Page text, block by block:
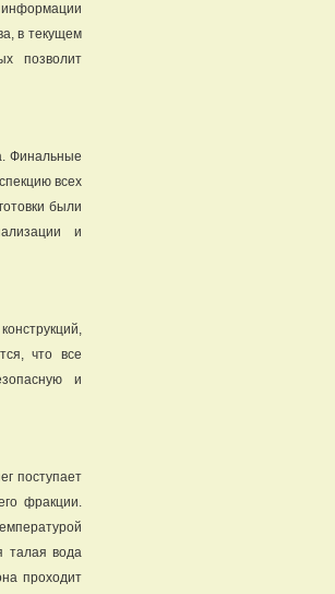
информации
в текущем
позволит
Финальные
всех
были
и
что все
и
поступает
фракции.
талая вода
проходит